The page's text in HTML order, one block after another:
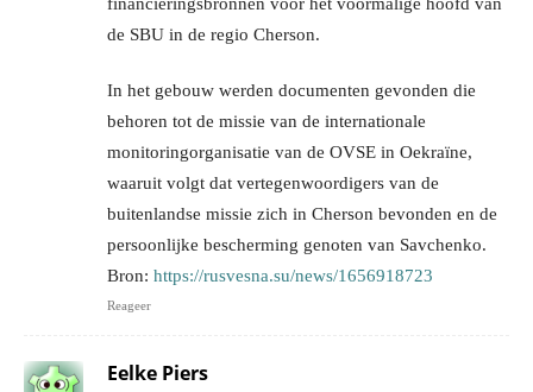
de SBU in de regio Cherson.
In het gebouw werden documenten gevonden die
behoren tot de missie van de internationale
monitoringorganisatie van de OVSE in Oekraïne,
waaruit volgt dat vertegenwoordigers van de
buitenlandse missie zich in Cherson bevonden en de
persoonlijke bescherming genoten van Savchenko.
Bron: https://rusvesna.su/news/1656918723
Reageer
Eelke Piers